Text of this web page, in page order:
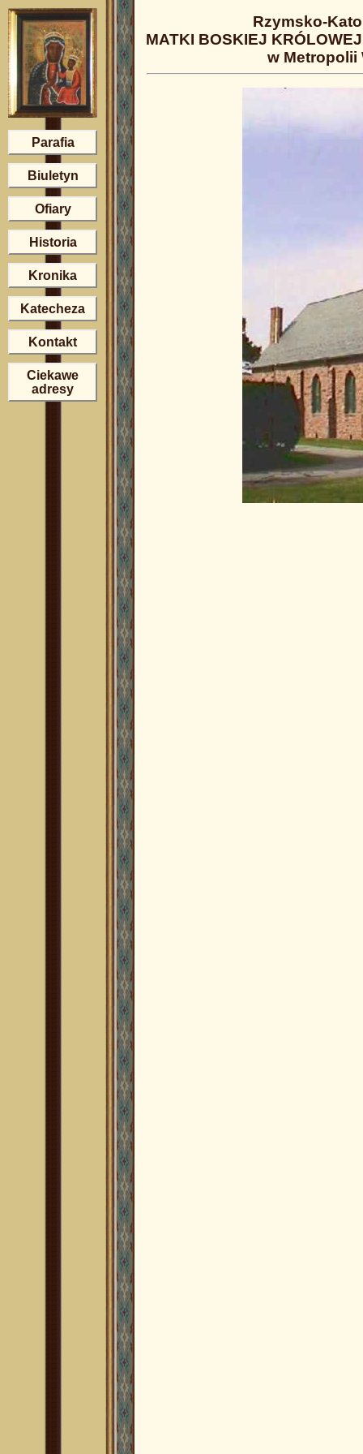
Parafia
Biuletyn
Ofiary
Historia
Kronika
Katecheza
Kontakt
Ciekawe
adresy
Rzymsko-
MATKI BOSKIEJ
w Metropolii